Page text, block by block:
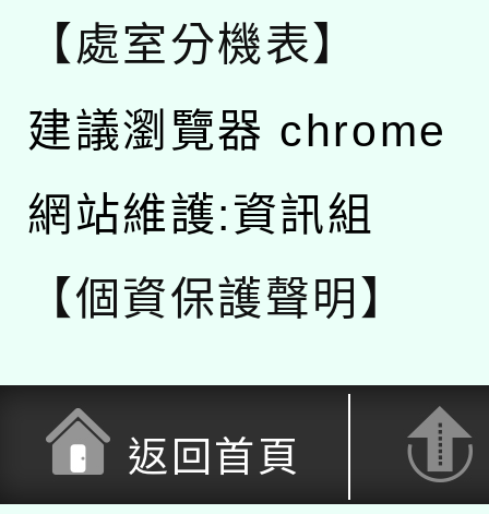
【處室分機表】
建議瀏覽器 chrome
網站維護:資訊組
【個資保護聲明】
返回首頁